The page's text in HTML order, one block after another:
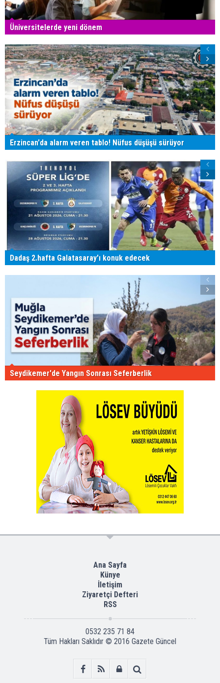
Üniversitelerde yeni dönem
Erzincan'da alarm veren tablo! Nüfus düşüşü sürüyor
Dadaş 2.hafta Galatasaray'ı konuk edecek
Seydikemer'de Yangın Sonrası Seferberlik
Ana Sayfa
Künye
İletişim
Ziyaretçi Defteri
RSS
0532 235 71 84
Tüm Hakları Saklıdır © 2016 Gazete Güncel